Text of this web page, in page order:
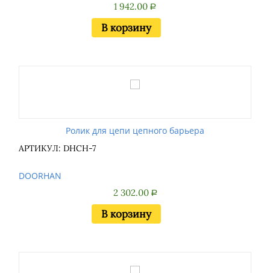
1 942.00 Р
В корзину
Ролик для цепи цепного барьера
АРТИКУЛ: DHCH-7
DOORHAN
2 302.00 Р
В корзину